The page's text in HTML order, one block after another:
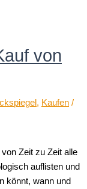
von
, Kaufen /
Zeit zu Zeit alle
auflisten und
könnt, wann und